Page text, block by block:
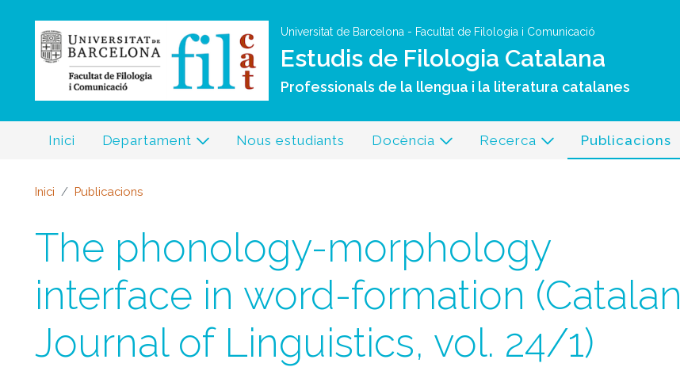
Universitat de Barcelona - Facultat de Filologia i Comunicació
Estudis de Filologia Catalana
Professionals de la llengua i la literatura catalanes
Inici Departament Nous estudiants Docència Recerca Publicacions
Inici Publicacions
The phonology-morphology
interface in word-formation (Catalan
Journal of Linguistics, vol. 24/1)